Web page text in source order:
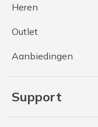
Heren
Outlet
Aanbiedingen
Support